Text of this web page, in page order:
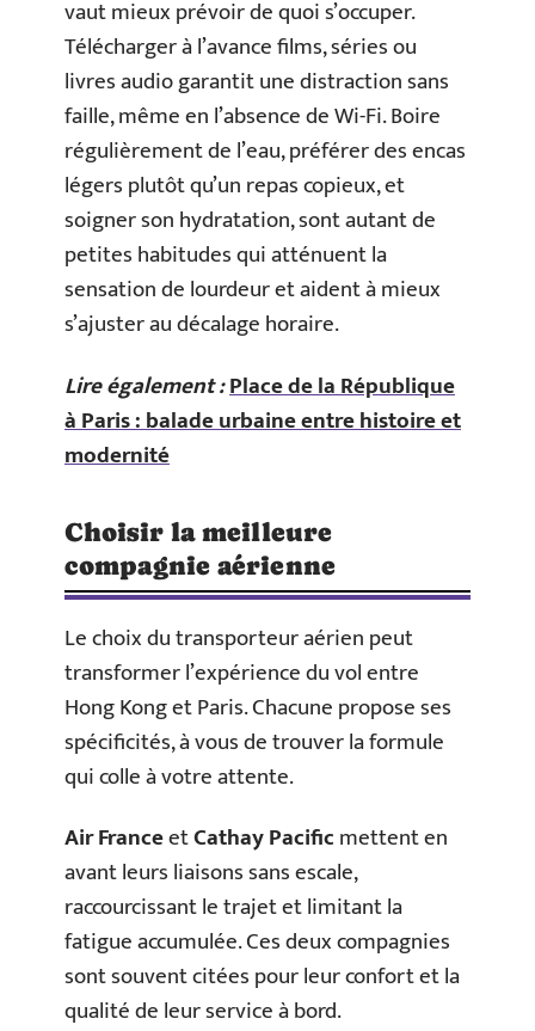
vaut mieux prévoir de quoi s’occuper.
Télécharger à l’avance films, séries ou
livres audio garantit une distraction sans
faille, même en l’absence de Wi-Fi. Boire
régulièrement de l’eau, préférer des encas
légers plutôt qu’un repas copieux, et
soigner son hydratation, sont autant de
petites habitudes qui atténuent la
sensation de lourdeur et aident à mieux
s’ajuster au décalage horaire.
Lire également :Place de la République
à Paris : balade urbaine entre histoire et
modernité
Choisir la meilleure
compagnie aérienne
Le choix du transporteur aérien peut
transformer l’expérience du vol entre
Hong Kong et Paris. Chacune propose ses
spécificités, à vous de trouver la formule
qui colle à votre attente.
Air FranceetCathay Pacificmettent en
avant leurs liaisons sans escale,
raccourcissant le trajet et limitant la
fatigue accumulée. Ces deux compagnies
sont souvent citées pour leur confort et la
qualité de leur service à bord.